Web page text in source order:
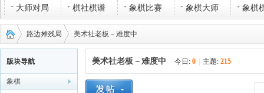
大师对局
棋社棋谱 象棋比赛 象棋大师 象棋
茂名›
路边摊残局 美术社老板－难度中
版块导航
象棋
美术社老板－难度中 今日: 0 主题: 215